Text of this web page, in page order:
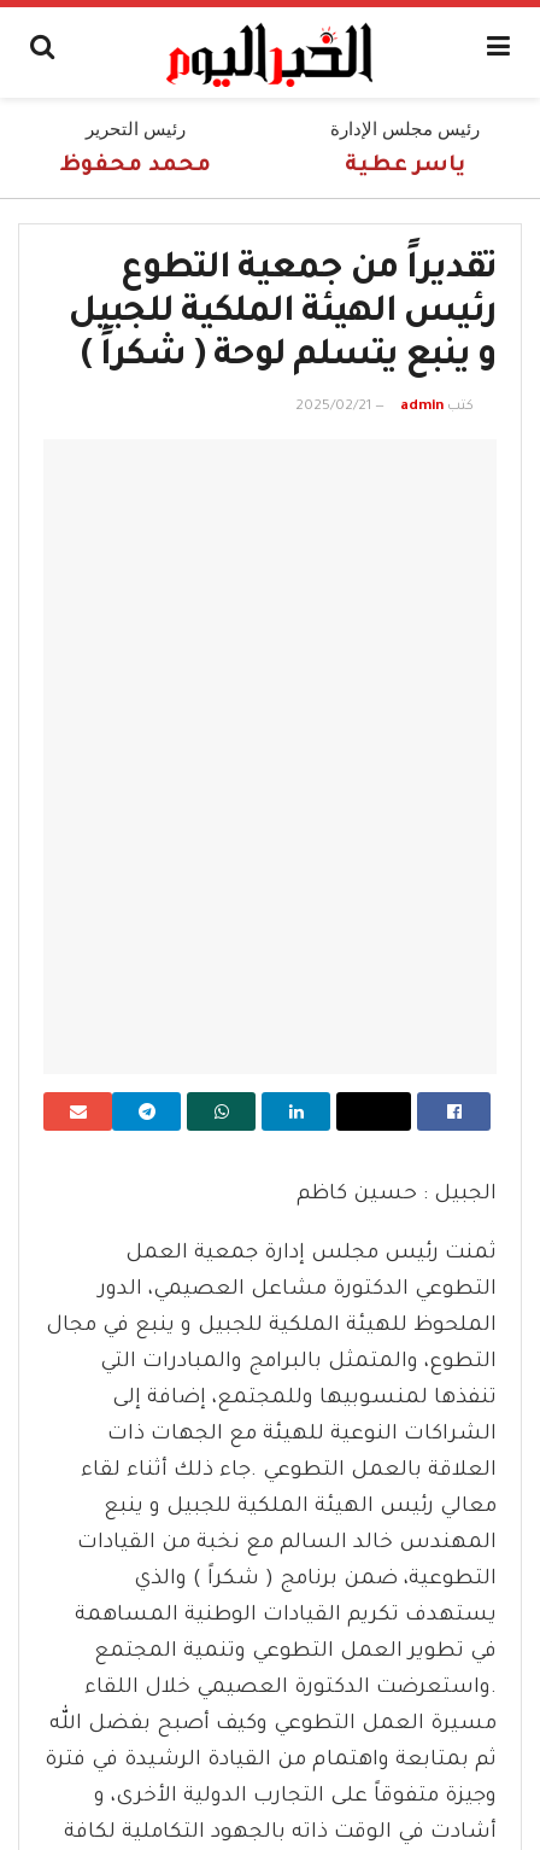
رئيس مجلس الإدارة
ياسر عطية
رئيس التحرير
محمد محفوظ
تقديراً من جمعية التطوع
رئيس الهيئة الملكية للجبيل
و ينبع يتسلم لوحة ( شكراً )
كتب admin
2025/02/21
الجبيل : حسين كاظم
ثمنت رئيس مجلس إدارة جمعية العمل
التطوعي الدكتورة مشاعل العصيمي، الدور
الملحوظ للهيئة الملكية للجبيل و ينبع في مجال
التطوع، والمتمثل بالبرامج والمبادرات التي
تنفذها لمنسوبيها وللمجتمع، إضافة إلى
الشراكات النوعية للهيئة مع الجهات ذات
العلاقة بالعمل التطوعي .جاء ذلك أثناء لقاء
معالي رئيس الهيئة الملكية للجبيل و ينبع
المهندس خالد السالم مع نخبة من القيادات
التطوعية، ضمن برنامج ( شكراً ) والذي
يستهدف تكريم القيادات الوطنية المساهمة
في تطوير العمل التطوعي وتنمية المجتمع
.واستعرضت الدكتورة العصيمي خلال اللقاء
مسيرة العمل التطوعي وكيف أصبح بفضل الله
ثم بمتابعة واهتمام من القيادة الرشيدة في فترة
وجيزة متفوقاً على التجارب الدولية الأخرى، و
أشادت في الوقت ذاته بالجهود التكاملية لكافة